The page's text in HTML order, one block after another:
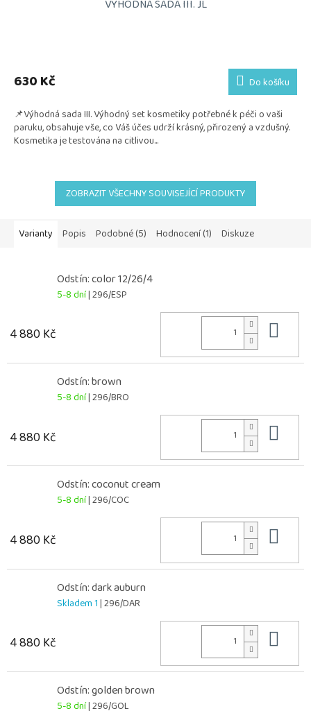
VÝHODNÁ SADA III. JL
produktu
je
z
5
hvězdiček.
630 Kč Do košíku
📌Výhodná sada III. Výhodný set kosmetiky potřebné k péči o vaši
paruku, obsahuje vše, co Váš účes udrží krásný, přirozený a vzdušný.
Kosmetika je testována na citlivou...
ZOBRAZIT VŠECHNY SOUVISEJÍCÍ PRODUKTY
Varianty Popis Podobné (5) Hodnocení (1) Diskuze
Odstín: color 12/26/4
5-8 dní| 296/ESP
4 880 Kč
Odstín: brown
5-8 dní| 296/BRO
4 880 Kč
Odstín: coconut cream
5-8 dní| 296/COC
4 880 Kč
Odstín: dark auburn
Skladem 1| 296/DAR
4 880 Kč
Odstín: golden brown
5-8 dní| 296/GOL